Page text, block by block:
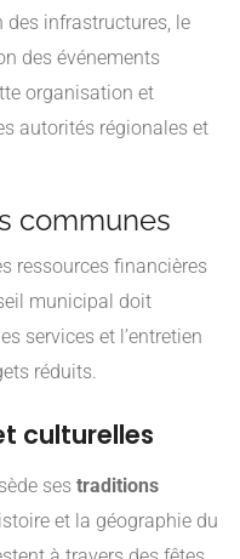
infrastructures, le
des événements
organisation et
autorités régionales et
communes
ressources financières
municipal doit
services et l’entretien
réduits.
culturelles
ses traditions
et la géographie du